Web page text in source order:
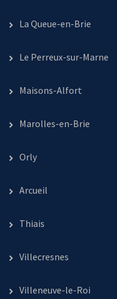
La Queue-en-Brie
Le Perreux-sur-Marne
Maisons-Alfort
Marolles-en-Brie
Orly
Arcueil
Thiais
Villecresnes
Villeneuve-le-Roi